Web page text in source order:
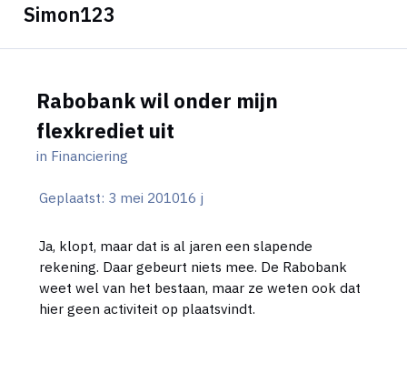
Simon123
Rabobank wil onder mijn
flexkrediet uit
in Financiering
Geplaatst: 3 mei 201016 j
Ja, klopt, maar dat is al jaren een slapende
rekening. Daar gebeurt niets mee. De Rabobank
weet wel van het bestaan, maar ze weten ook dat
hier geen activiteit op plaatsvindt.